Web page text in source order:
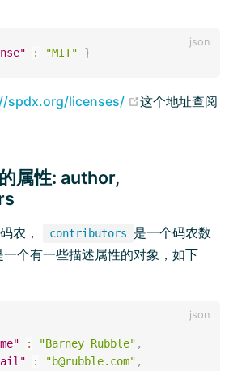
: "MIT" }
spdx.org/licenses/
这个地址查阅
属性: author,
农， contributors
是一个码农数
一个有一些描述属性的对象，如下
: "Barney Rubble" ,
: "b@rubble.com" ,